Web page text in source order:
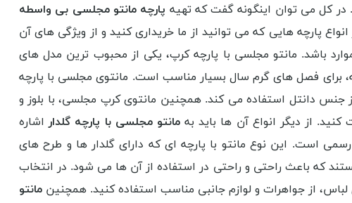
در کل می توان اینگونه گفت که تهیه پارچه مانتو مجلسی بی واسطه
پارچه هایی که می توانید از ما خریداری کنید و از ویژگی های آن
باشد. مانتو مجلسی با پارچه کرپ، یکی از محبوب ترین مدل های
برای فصل های گرم سال بسیار مناسب است. مانتوی مجلسی با پارچه
جنس دانتل استفاده می کند. همچنین مانتوی کرپ مجلسی، با بلوز و
از دیگر انواع آن ها باید بهمانتو مجلسی با پارچه گلدار اشاره
است. این نوع مانتو با پارچه ای که دارای گلدار ها و طرح های
که باعث راحتی و راحتی در استفاده از آن ها می شود. در انتخاب
از جواهرات و لوازم جانبی مناسب استفاده کنید. همچنین مانتو